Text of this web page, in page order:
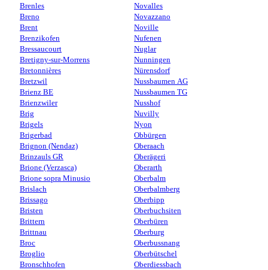
Brenles
Breno
Brent
Brenzikofen
Bressaucourt
Bretigny-sur-Morrens
Bretonnières
Bretzwil
Brienz BE
Brienzwiler
Brig
Brigels
Brigerbad
Brignon (Nendaz)
Brinzauls GR
Brione (Verzasca)
Brione sopra Minusio
Brislach
Brissago
Bristen
Brittern
Brittnau
Broc
Broglio
Bronschhofen
Novalles
Novazzano
Noville
Nufenen
Nuglar
Nunningen
Nürensdorf
Nussbaumen AG
Nussbaumen TG
Nusshof
Nuvilly
Nyon
Obbürgen
Oberaach
Oberägeri
Oberarth
Oberbalm
Oberbalmberg
Oberbipp
Oberbuchsiten
Oberbüren
Oberburg
Oberbussnang
Oberbütschel
Oberdiessbach